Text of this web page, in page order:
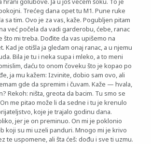
Trećeg dana opet tu M1. Pune ruke
sa tim. Ovo je za vas, kaže. Pogubljen pitam
već počela da vadi garderobu, ćebe, ranac
mi treba. Dođite da vas upišemo na
Kad je otišla ja gledam onaj ranac, a u njemu
Bila je tu i neka supa i mleko, a to meni
daću to onom čoveku što je kopao po
ja mu kažem: Izvinite, dobio sam ovo, ali
gde da spremim i čuvam. Kaže — hvala,
Rekoh: ništa, greota da bacim. Tu smo se
me pitao može li da sedne i tu je krenulo
koje je trajalo godinu dana.
jer je on preminuo. On mi je poklonio
koji su mi uzeli panduri. Mnogo mi je krivo
te uspomene, ali šta ćeš: dođu i sve ti uzmu.